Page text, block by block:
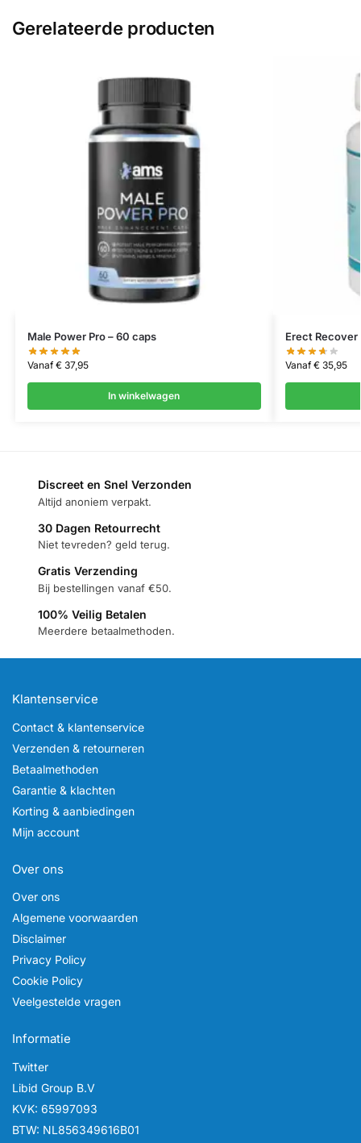
Gerelateerde producten
Male Power Pro – 60 caps
Vanaf€37,95
In winkelwagen
Erect Recover
Vanaf€35,95
Discreet en Snel Verzonden
Altijd anoniem verpakt.
30 Dagen Retourrecht
Niet tevreden? geld terug.
Gratis Verzending
Bij bestellingen vanaf €50.
100% Veilig Betalen
Meerdere betaalmethoden.
Klantenservice
Contact & klantenservice
Verzenden & retourneren
Betaalmethoden
Garantie & klachten
Korting & aanbiedingen
Mijn account
Over ons
Over ons
Algemene voorwaarden
Disclaimer
Privacy Policy
Cookie Policy
Veelgestelde vragen
Informatie
Twitter
Libid Group B.V
KVK: 65997093
BTW: NL856349616B01